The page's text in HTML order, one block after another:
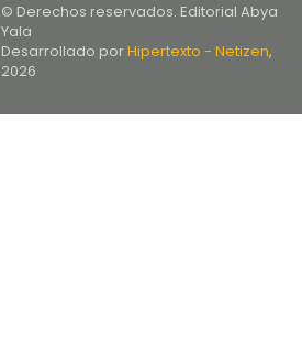
© Derechos reservados. Editorial Abya
Yala
Desarrollado porHipertexto - Netizen,
2026